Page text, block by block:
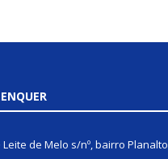
Leite de Melo s/nº, bairro Planalto